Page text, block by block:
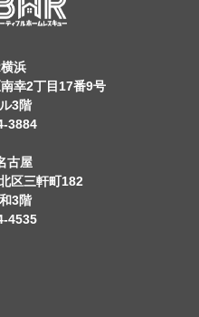
浜
幸2丁目17番9号
3階
3884
古屋
区三軒町182
3階
4535